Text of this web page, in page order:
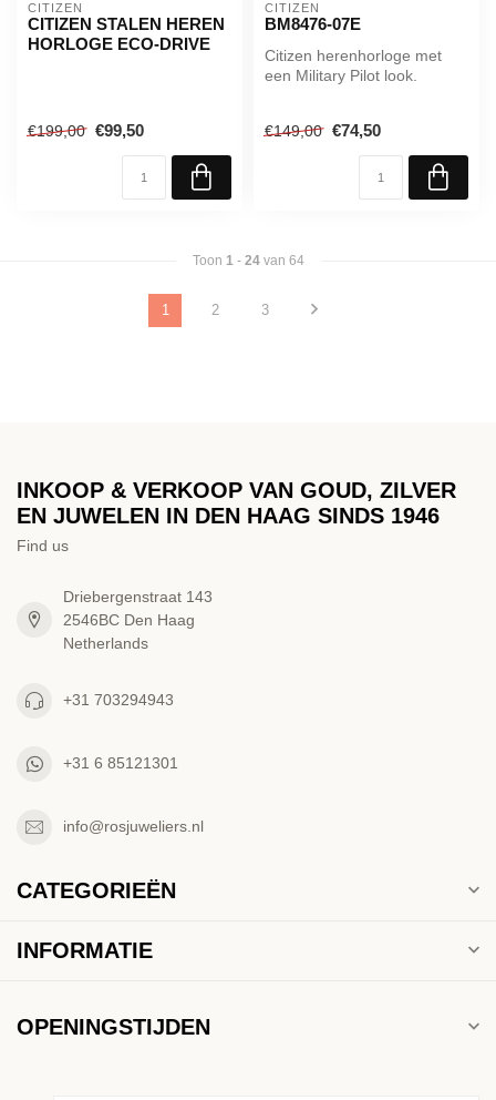
CITIZEN
CITIZEN STALEN HEREN
HORLOGE ECO-DRIVE
€199,00 €99,50
CITIZEN
BM8476-07E
Citizen herenhorloge met
een Military Pilot look.
€149,00 €74,50
Toon 1 - 24van 64
1 2 3
INKOOP & VERKOOP VAN GOUD, ZILVER
EN JUWELEN IN DEN HAAG SINDS 1946
Find us
Driebergenstraat 143
2546BC Den Haag
Netherlands
+31 703294943
+31 6 85121301
info@rosjuweliers.nl
CATEGORIEËN
INFORMATIE
OPENINGSTIJDEN